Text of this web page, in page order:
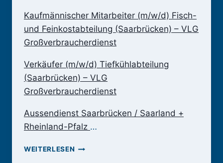
Kaufmännischer Mitarbeiter (m/w/d) Fisch-
und Feinkostabteilung (Saarbrücken) – VLG
Großverbraucherdienst
Verkäufer (m/w/d) Tiefkühlabteilung
(Saarbrücken) – VLG
Großverbraucherdienst
Aussendienst Saarbrücken / Saarland +
Rheinland-Pfalz …
WEITERLESENKARRIERE